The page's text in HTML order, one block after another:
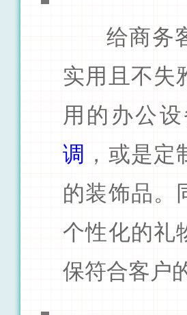
给商务
实用且不失
用的办公
调 ，或是
的装饰品。
个性化的礼
保符合客户